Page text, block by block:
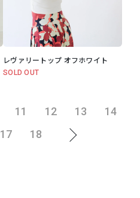
レヴァリートップ オフホワイト
SOLD OUT
11 12 13
14
17 18